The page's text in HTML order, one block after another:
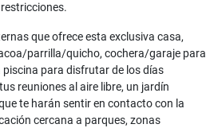
que ofrece esta exclusiva casa,
parrilla/quicho, cochera/garaje para
para disfrutar de los días
reuniones al aire libre, un jardín
te harán sentir en contacto con la
cercana a parques, zonas